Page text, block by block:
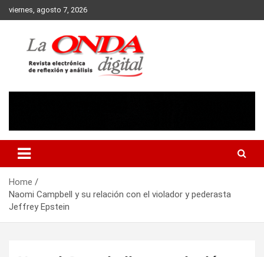
Skip
to
viernes, agosto 7, 2026
Home
Naomi Campbell y su relación con el violador y pederasta
Jeffrey Epstein